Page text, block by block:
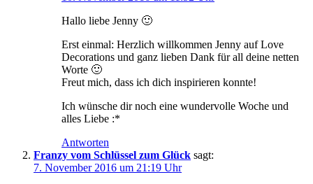
Hallo liebe Jenny 🙂
Erst einmal: Herzlich willkommen Jenny auf Love
Decorations und ganz lieben Dank für all deine netten
Worte 🙂
Freut mich, dass ich dich inspirieren konnte!
Ich wünsche dir noch eine wundervolle Woche und
alles Liebe :*
Antworten
Franzy vom Schlüssel zum Glück sagt:
7. November 2016 um 21:19 Uhr